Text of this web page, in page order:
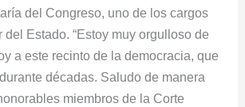
del Congreso, uno de los cargos
del Estado. “Estoy muy orgulloso de
a este recinto de la democracia, que
décadas. Saludo de manera
miembros de la Corte